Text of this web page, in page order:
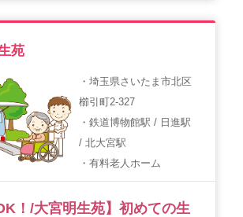
苑
・埼玉県さいたま市北区
櫛引町2-327
・鉄道博物館駅 / 日進駅
/ 北大宮駅
・有料老人ホーム
！/大宮明生苑】初めての生